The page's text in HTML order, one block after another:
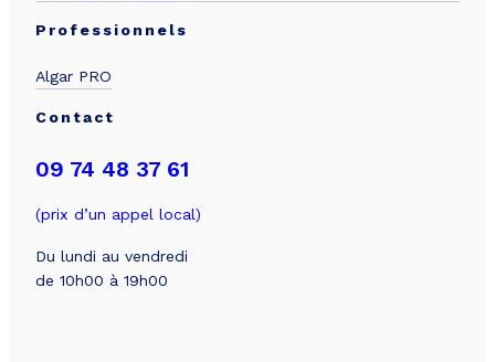
Professionnels
Algar PRO
Contact
09 74 48 37 61
(prix d’un appel local)
Du lundi au vendredi
de 10h00 à 19h00